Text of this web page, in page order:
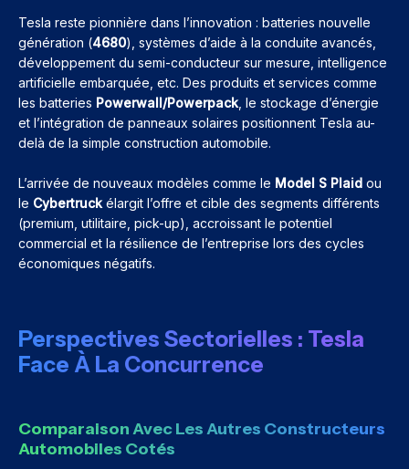
Tesla reste pionnière dans l’innovation : batteries nouvelle
génération (4680), systèmes d’aide à la conduite avancés,
développement du semi-conducteur sur mesure, intelligence
artificielle embarquée, etc. Des produits et services comme
les batteries Powerwall/Powerpack, le stockage d’énergie
et l’intégration de panneaux solaires positionnent Tesla au-
delà de la simple construction automobile.
L’arrivée de nouveaux modèles comme le Model S Plaid ou
le Cybertruckélargit l’offre et cible des segments différents
(premium, utilitaire, pick-up), accroissant le potentiel
commercial et la résilience de l’entreprise lors des cycles
économiques négatifs.
Perspectives Sectorielles : Tesla
Face À La Concurrence
Comparaison Avec Les Autres Constructeurs
Automobiles Cotés